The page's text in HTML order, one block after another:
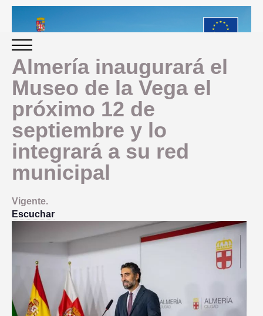
INICIO
PERIODO 2014-2020
PROGRAMACIÓN
GESTIÓN Y SEGUIMIENTO
PLAN IMPLEMENTACIÓN
OBJETIVO TEMATICO 2
OBJETIVO TEMATICO 4
NORMATIVA
DOCUMENTACIÓN
OBJETIVOS
INDICADORES PRODUCTIVIDAD
INDICADORES RESULTADO
COMUNICACIÓN
INDICADORES DE COMUNICACION
COMPROMISO ANTIFRAUDE
Almería inaugurará el
Museo de la Vega el
próximo 12 de
septiembre y lo
integrará a su red
municipal
Vigente.
Escuchar